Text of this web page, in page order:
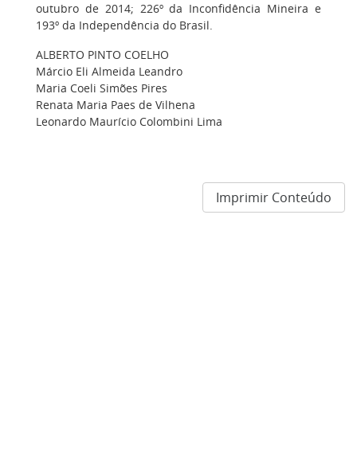
outubro de 2014; 226º da Inconfidência Mineira e
193º da Independência do Brasil.
ALBERTO PINTO COELHO
Márcio Eli Almeida Leandro
Maria Coeli Simões Pires
Renata Maria Paes de Vilhena
Leonardo Maurício Colombini Lima
Imprimir Conteúdo